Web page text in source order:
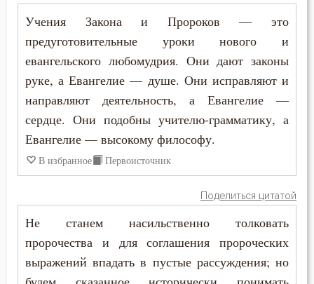
Учения Закона и Пророков — это
предуготовительные уроки нового и
евангельского любомудрия. Они дают законы
руке, а Евангелие — душе. Они исправляют и
направляют деятельность, а Евангелие —
сердце. Они подобны учителю-грамматику, а
Евангелие — высокому философу.
В избранное Первоисточник
Поделиться цитатой
Не станем насильственно толковать
пророчества и для соглашения пророческих
выражений впадать в пустые рассуждения; но